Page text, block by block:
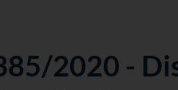
2020 -